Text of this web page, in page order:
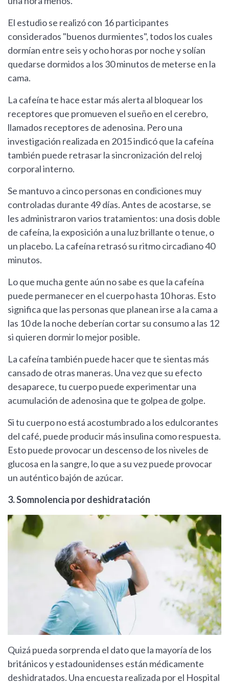
El estudio se realizó con 16 participantes
considerados "buenos durmientes", todos los cuales
dormían entre seis y ocho horas por noche y solían
quedarse dormidos a los 30 minutos de meterse en la
cama.
La cafeína te hace estar más alerta al bloquear los
receptores que promueven el sueño en el cerebro,
llamados receptores de adenosina. Pero una
investigación realizada en 2015 indicó que la cafeína
también puede retrasar la sincronización del reloj
corporal interno.
Se mantuvo a cinco personas en condiciones muy
controladas durante 49 días. Antes de acostarse, se
les administraron varios tratamientos: una dosis doble
de cafeína, la exposición a una luz brillante o tenue, o
un placebo. La cafeína retrasó su ritmo circadiano 40
minutos.
Lo que mucha gente aún no sabe es que la cafeína
puede permanecer en el cuerpo hasta 10 horas. Esto
significa que las personas que planean irse a la cama a
las 10 de la noche deberían cortar su consumo a las 12
si quieren dormir lo mejor posible.
La cafeína también puede hacer que te sientas más
cansado de otras maneras. Una vez que su efecto
desaparece, tu cuerpo puede experimentar una
acumulación de adenosina que te golpea de golpe.
Si tu cuerpo no está acostumbrado a los edulcorantes
del café, puede producir más insulina como respuesta.
Esto puede provocar un descenso de los niveles de
glucosa en la sangre, lo que a su vez puede provocar
un auténtico bajón de azúcar.
3. Somnolencia por deshidratación
Quizá pueda sorprenda el dato que la mayoría de los
británicos y estadounidenses están médicamente
deshidratados. Una encuesta realizada por el Hospital